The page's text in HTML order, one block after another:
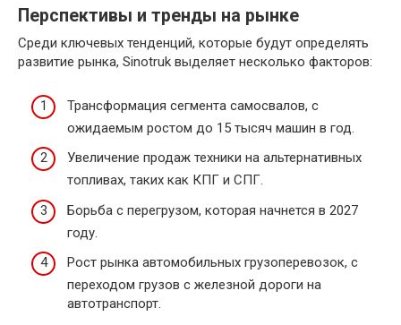
Перспективы и тренды на рынке
Среди ключевых тенденций, которые будут определять
развитие рынка, Sinotruk выделяет несколько факторов:
Трансформация сегмента самосвалов, с
ожидаемым ростом до 15 тысяч машин в год.
Увеличение продаж техники на альтернативных
топливах, таких как КПГ и СПГ.
Борьба с перегрузом, которая начнется в 2027
году.
Рост рынка автомобильных грузоперевозок, с
переходом грузов с железной дороги на
автотранспорт.